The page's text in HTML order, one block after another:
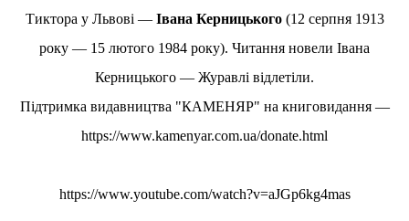
Тиктора у Львові — Івана Керницького(12 серпня 1913
року — 15 лютого 1984 року). Читання новели Івана
Керницького — Журавлі відлетіли.
Підтримка видавництва "КАМЕНЯР" на книговидання —
https://www.kamenyar.com.ua/donate.html
https://www.youtube.com/watch?v=aJGp6kg4mas